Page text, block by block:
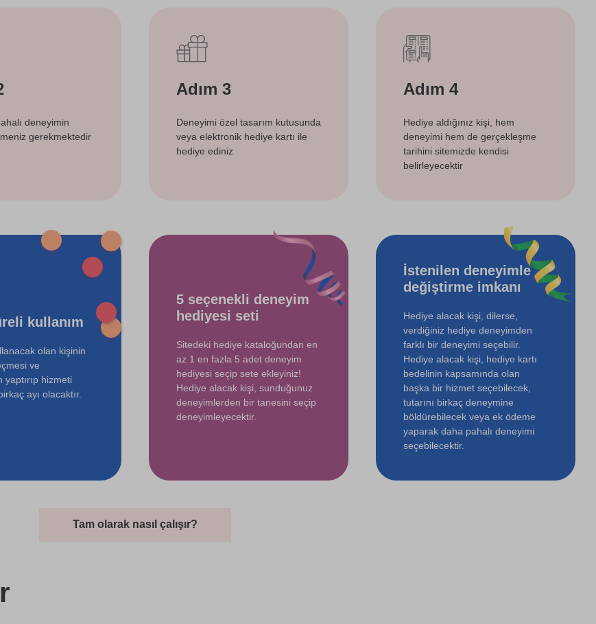
deneyimin
gerekmektedir
Adım 3
Deneyimi özel tasarım kutusunda
veya elektronik hediye kartı ile
hediye ediniz
Adım 4
Hediye aldığınız kişi, hem
deneyimi hem de gerçekleşme
tarihini sitemizde kendisi
belirleyecektir
kullanım
olan kişinin
ve
yaptırıp hizmeti
ayı olacaktır.
5 seçenekli deneyim
hediyesi seti
Sitedeki hediye kataloğundan en
az 1 en fazla 5 adet deneyim
hediyesi seçip sete ekleyiniz!
Hediye alacak kişi, sunduğunuz
deneyimlerden bir tanesini seçip
deneyimleyecektir.
İstenilen deneyimle
değiştirme imkanı
Hediye alacak kişi, dilerse,
verdiğiniz hediye deneyimden
farklı bir deneyimi seçebilir.
Hediye alacak kişi, hediye kartı
bedelinin kapsamında olan
başka bir hizmet seçebilecek,
tutarını birkaç deneymine
böldürebilecek veya ek ödeme
yaparak daha pahalı deneyimi
seçebilecektir.
Tam olarak nasıl çalışır?